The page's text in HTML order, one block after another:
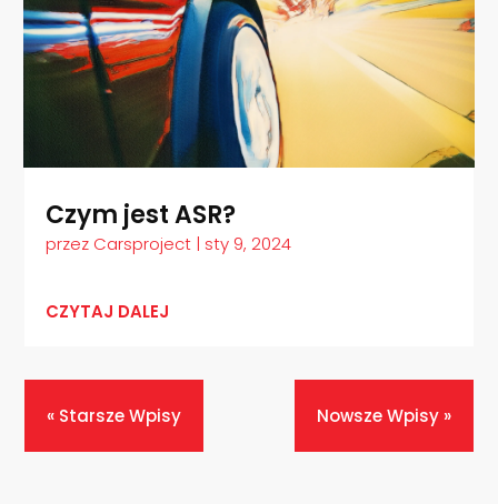
Czym jest ASR?
przez Carsproject | sty 9, 2024
CZYTAJ DALEJ
« Starsze Wpisy Nowsze Wpisy »